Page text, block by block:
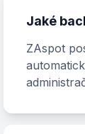
Jaké
ZAspot